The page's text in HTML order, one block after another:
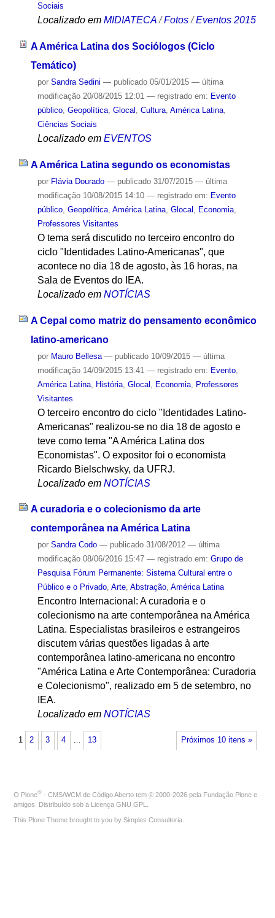
Sociais
Localizado em MIDIATECA /Fotos /Eventos 2015
A América Latina dos Sociólogos (Ciclo
Temático)
por Sandra Sedini — publicado05/01/2015 — última
modificação20/08/2015 12:01 — registrado em: Evento
público, Geopolítica, Glocal , Cultura, América Latina,
Ciências Sociais
Localizado em EVENTOS
A América Latina segundo os economistas
por Flávia Dourado — publicado31/07/2015 — última
modificação10/08/2015 14:10 — registrado em: Evento
público, Geopolítica, América Latina, Glocal Economia,
Professores Visitantes
O tema será discutido no terceiro encontro do
ciclo "Identidades Latino-Americanas", que
acontece no dia 18 de agosto, às 16 horas, na
Sala de Eventos do IEA.
Localizado em NOTÍCIAS
A Cepal como matriz do pensamento econômico
latino-americano
por Mauro Bellesa — publicado10/09/2015 — última
modificação14/09/2015 13:41 — registrado em: Evento,
América Latina, História, Glocal Economia, Professores
Visitantes
O terceiro encontro do ciclo "Identidades Latino-
Americanas" realizou-se no dia 18 de agosto e
teve como tema "A América Latina dos
Economistas". O expositor foi o economista
Ricardo Bielschwsky, da UFRJ.
Localizado em NOTÍCIAS
A curadoria e o colecionismo da arte
contemporânea na América Latina
por Sandra Codo — publicado31/08/2012 — última
modificação08/06/2016 15:47 — registrado em: Grupo de
Pesquisa Fórum Permanente: Sistema Cultural entre o
Público e o Privado, Arte, Abstração, América Latina
Encontro Internacional: A curadoria e o
colecionismo na arte contemporânea na América
Latina. Especialistas brasileiros e estrangeiros
discutem várias questões ligadas à arte
contemporânea latino-americana no encontro
"América Latina e Arte Contemporânea: Curadoria
e Colecionismo", realizado em 5 de setembro, no
IEA.
Localizado em NOTÍCIAS
Próximos 10 itens »
1 2 3 4 … 13
O Plone® - CMS/WCM de Código Aberto tem © 2000-2026 pela Fundação Plone e
amigos. Distribuído sob a Licença GNU GPL
This Plone Theme brought to you by Simples Consultoria